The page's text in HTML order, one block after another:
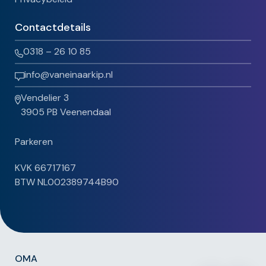
Contactdetails
0318 – 26 10 85
info@vaneinaarkip.nl
Vendelier 3
3905 PB Veenendaal
Parkeren
KVK 66717167
BTW NL002389744B90
OMA